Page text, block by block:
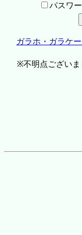
パスワ
ガラホ・ガラケ
※不明点ございま